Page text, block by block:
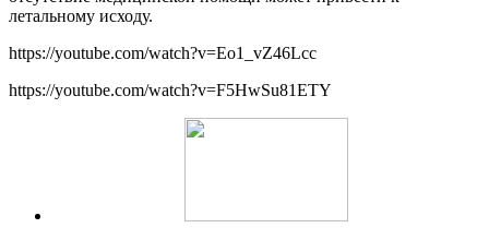
летальному исходу.
https://youtube.com/watch?v=Eo1_vZ46Lcc
https://youtube.com/watch?v=F5HwSu81ETY